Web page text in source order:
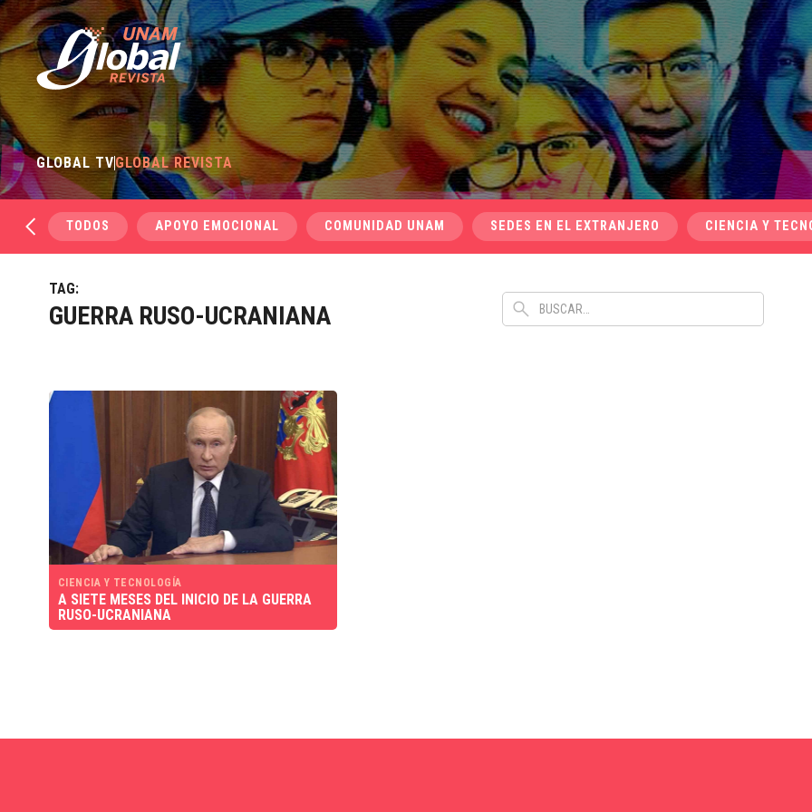
GLOBAL TVGLOBAL REVISTA
TODOS APOYO EMOCIONAL COMUNIDAD UNAM SEDES EN EL EXTRANJERO CIENCIA Y
TAG:
GUERRA RUSO-UCRANIANA
CIENCIA Y TECNOLOGÍA
A SIETE MESES DEL INICIO DE LA GUERRA
RUSO-UCRANIANA